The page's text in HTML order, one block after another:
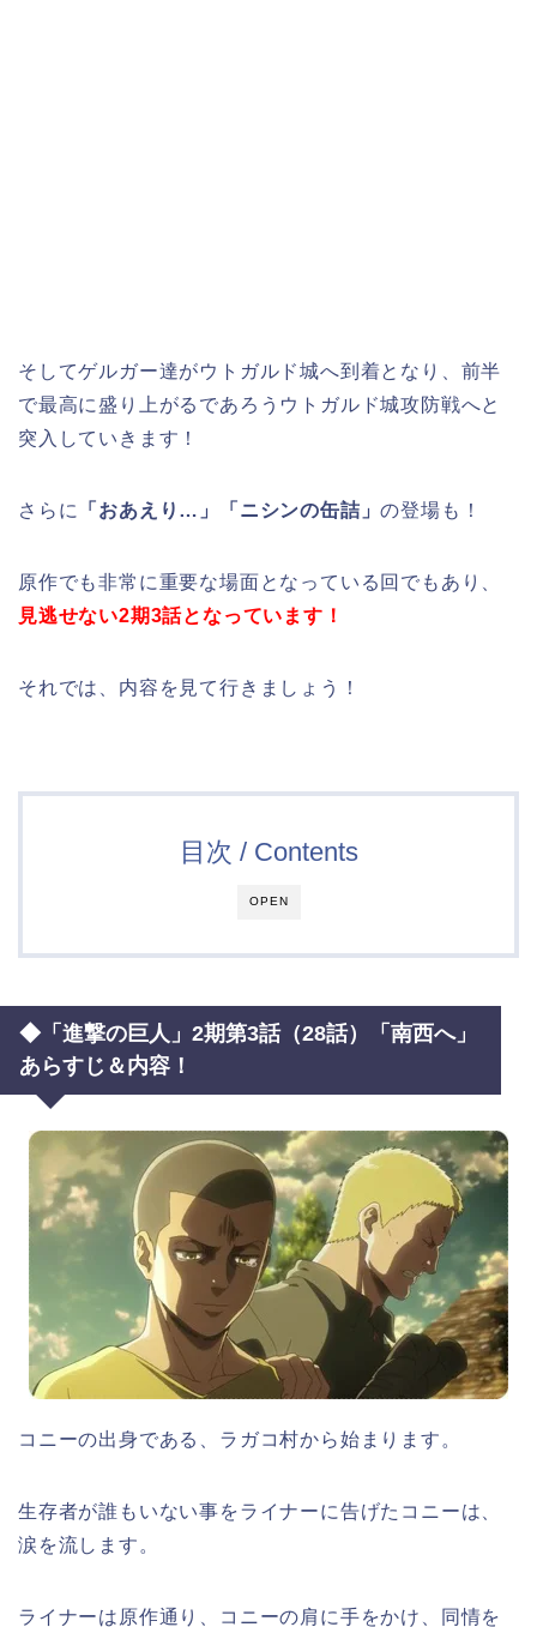
そしてゲルガー達がウトガルド城へ到着となり、前半
で最高に盛り上がるであろうウトガルド城攻防戦へと
突入していきます！
さらに 「おあえり…」「ニシンの缶詰」の登場も！
原作でも非常に重要な場面となっている回でもあり、
見逃せない2期3話となっています！
それでは、内容を見て行きましょう！
OPEN
目次 / Contents
◆「進撃の巨人」2期第3話（28話）「南西へ」
あらすじ＆内容！
コニーの出身である、ラガコ村から始まります。
生存者が誰もいない事をライナーに告げたコニーは、
涙を流します。
ライナーは原作通り、コニーの肩に手をかけ、同情を